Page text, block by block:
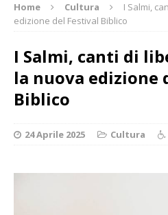
Home Cultura
I Salmi,
edizione del Festival Biblico
I Salmi, canti di
la nuova edizione
Biblico
24 Aprile 2025 Cultura